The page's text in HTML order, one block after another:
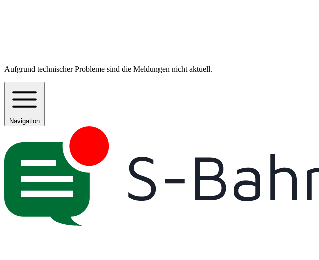
Aufgrund technischer Probleme sind die Meldungen nicht aktuell.
Navigation